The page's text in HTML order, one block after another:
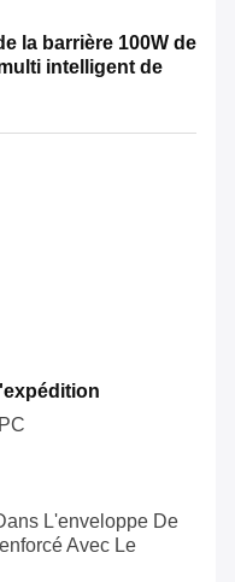
la barrière 100W de
intelligent de
L'enveloppe De
Avec Le